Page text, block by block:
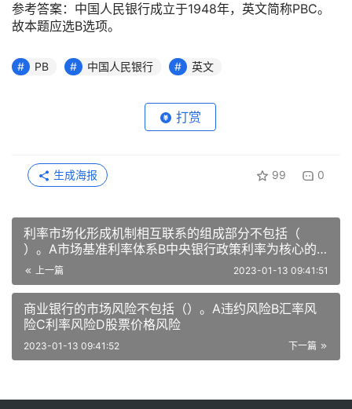
参考答案：中国人民银行成立于1948年，英文简称PBC。
故本题应选B选项。
PB 中国人民银行 英文
打赏
99 0
生成海报
利率市场化形成机制相互联系的组成部分不包括（
）。A市场基准利率体系B中央银行政策利率为核心的
利率调控机制C金融机构和企业的市场定价能力和利率
上一篇 2023-01-13 09:41:51
商业银行的市场风险不包括（）。A违约风险B汇率风
险C利率风险D股票价格风险
下一篇
2023-01-13 09:41:52